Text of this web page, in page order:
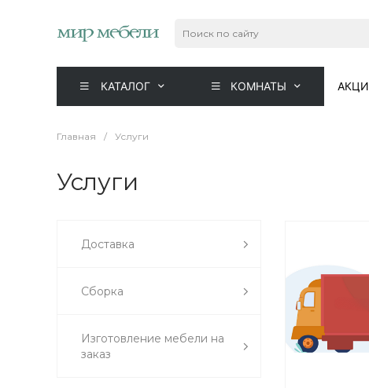
КАТАЛОГ КОМНАТЫ
Главная / Услуги
Услуги
Доставка
Сборка
Изготовление мебели на
заказ